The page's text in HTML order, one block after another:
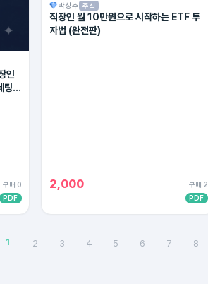
인
팅법
구매 0
PDF
박성수 주식
직장인 월 10만원으로 시작하는 ETF 투
자법 (완전판)
2,000
구매 2
PDF
1 2 3 4 5 6 7 8